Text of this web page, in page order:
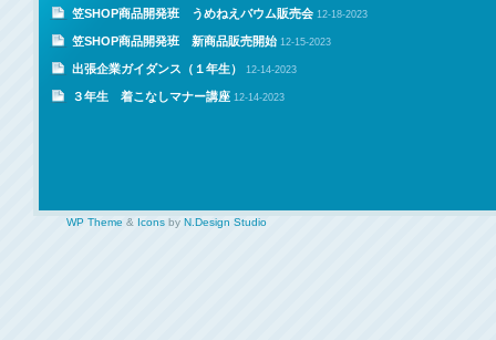
笠SHOP商品開発班 うめねえバウム販売会 12-18-2023
笠SHOP商品開発班 新商品販売開始 12-15-2023
出張企業ガイダンス（１年生） 12-14-2023
３年生 着こなしマナー講座 12-14-2023
WP Theme & Icons by N.Design Studio